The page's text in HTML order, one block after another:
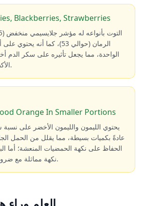
Blackberries, Strawberries
الرمان (حوالي 53)، كما أنه
الواحدة، مما يجعل تأثيره على سكر الدم
الأكسدة والشكل الجذاب.
Orange In Smaller Portions
يحتوي الليمون والليمون الأخضر على
عادةً بكميات بسيطة، مما يقلل من الحمل
الحفاظ على نكهة الحمضيات المنعشة؛ أما
نكهة مماثلة مع ضرورة التحكم في الكمية.